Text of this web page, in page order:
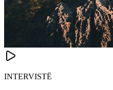
INTERVISTË